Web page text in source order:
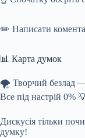
✏️ Написати
📊 Карта думок
🌪️ Творчий безлад —
Все під настрій 0%
Дискусія тільки
думку!